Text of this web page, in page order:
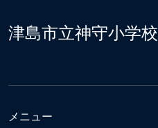
津島市立神守小学校
メニュー